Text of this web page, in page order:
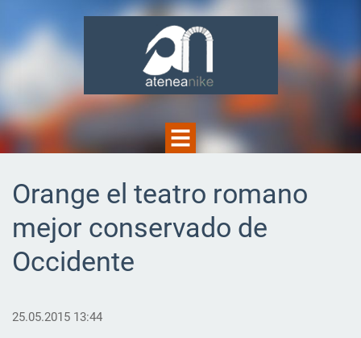
Orange el teatro romano
mejor conservado de
Occidente
25.05.2015 13:44